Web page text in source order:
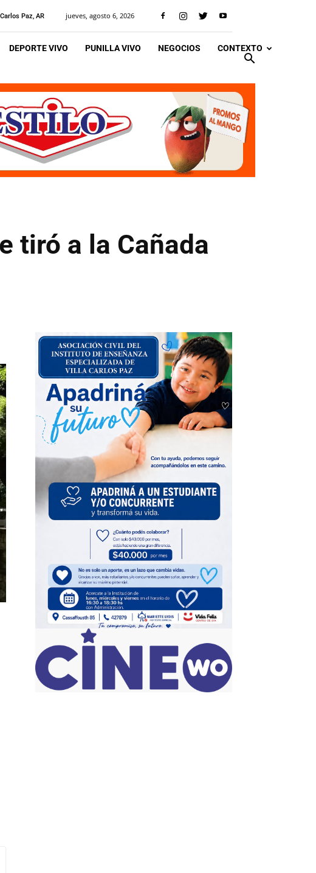
Paz, AR jueves, agosto 6, 2026
DEPORTE VIVO PUNILLA VIVO NEGOCIOS CONTEXTO
tiró a la Cañada